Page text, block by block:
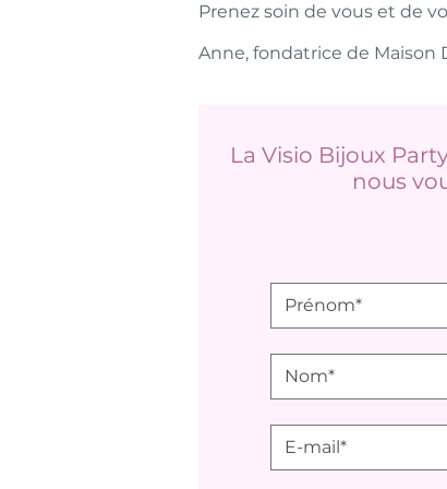
Prenez soin de vous et de
Anne, fondatrice de Maison
La Visio Bijoux
nous